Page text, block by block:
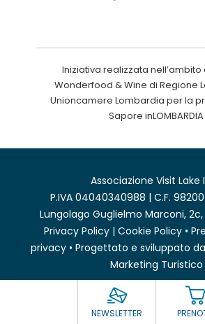
NEWSLETTER
Iniziativa realizzata
Wonderfood & Wine di Regione
Unioncamere Lombardia per la
Sapore inLOMBARDIA
Associazione Visit Lake
P.IVA 04040340988 | C.F.
Lungolago Guglielmo Marconi, 2c,
Privacy Policy | Cookie Policy •
privacy• Progettato e sviluppato da
Marketing Turistico